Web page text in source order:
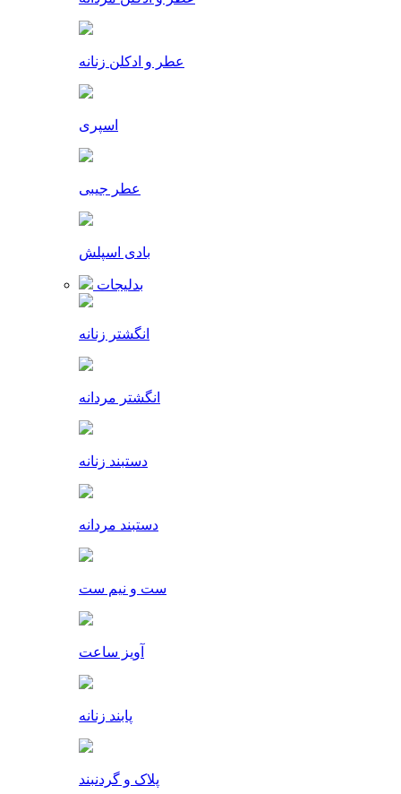
عطر و ادکلن زنانه
اسپری
عطر جیبی
بادی اسپلش
بدلیجات
انگشتر زنانه
انگشتر مردانه
دستبند زنانه
دستبند مردانه
ست و نیم ست
آویز ساعت
پابند زنانه
پلاک و گردنبند